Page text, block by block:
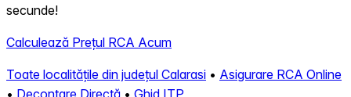
secunde!
Calculează Prețul RCA Acum
Toate localitățile din județul Calarasi • Asigurare RCA Online